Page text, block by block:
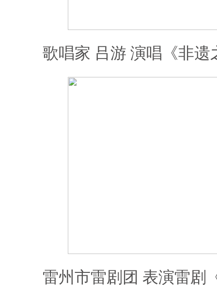
歌唱家 吕游 演唱《非遗
雷州市雷剧团 表演雷剧